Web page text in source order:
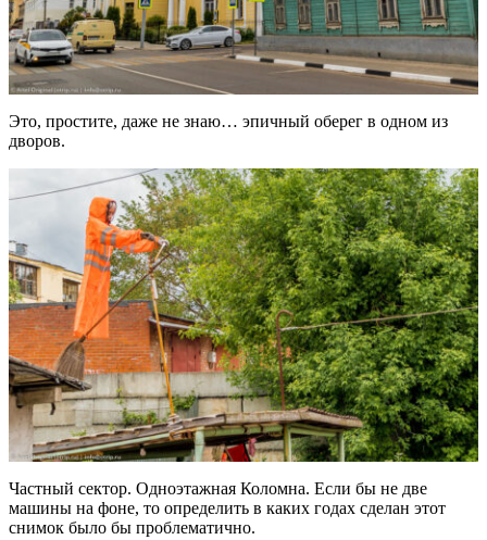
Это, простите, даже не знаю… эпичный оберег в одном из
дворов.
Частный сектор. Одноэтажная Коломна. Если бы не две
машины на фоне, то определить в каких годах сделан этот
снимок было бы проблематично.